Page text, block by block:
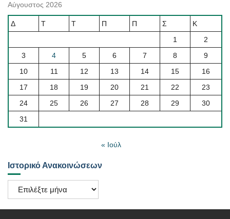
Αύγουστος 2026
Δ Τ Τ Π Π Σ
Κ
1
2
3
4 5 6 7 8
9
10
11 12 13 14 15
16
17
18 19 20 21 22
23
24
25 26 27 28 29
30
31
« Ιούλ
Ιστορικό Ανακοινώσεων
Ιστορικό
Ανακοινώσεων